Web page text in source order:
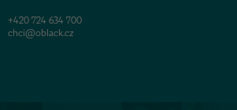
+420 724 634 700
chci@oblack.cz